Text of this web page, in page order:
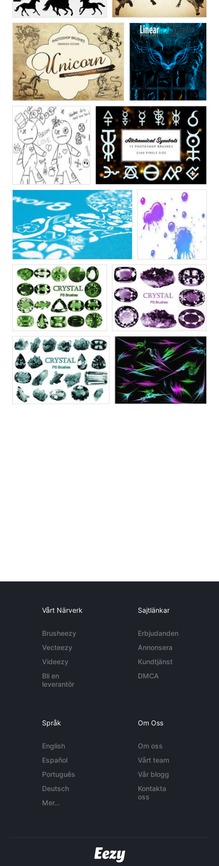
Vårt Närverk
Brusheezy
Vecteezy
Videezy
Bli en
leverantör
Sajtlänkar
Erbjudanden
Annonsera
Kundtjänst
DMCA
Språk
English
Español
Português
Deutsch
Mer...
Om Oss
Om oss
Vårt team
Vår blogg
Kontakta
oss